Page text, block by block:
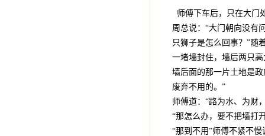
师傅下车后，只在大门
周总说：“大门朝向没有
只狮子是怎么回事？”随
一堵墙封住，墙后两只
墙后面的那一片土地是
废弃不用的。”
师傅道：“路为水、为财
“那怎么办，要不把墙打
“那到不用”师傅不紧不